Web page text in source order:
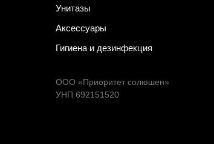
Унитазы
Аксессуары
Гигиена и дезинфекция
ООО «Приоритет солюшен»
УНП 692151520